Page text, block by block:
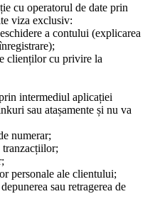
cu operatorul de date prin
viza exclusiv:
a contului (explicarea
clienților cu privire la
intermediul aplicației
sau atașamente și nu va
numerar;
tranzacțiilor;
personale ale clientului;
sau retragerea de